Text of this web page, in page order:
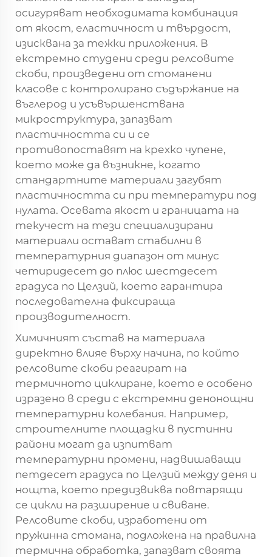
осигуряват необходимата комбинация
от якост, еластичност и твърдост,
изисквана за тежки приложения. В
екстремно студени среди релсовите
скоби, произведени от стоманени
класове с контролирано съдържание на
въглерод и усъвършенствана
микроструктура, запазват
пластичността си и се
противопоставят на крехко чупене,
което може да възникне, когато
стандартните материали загубят
пластичността си при температури под
нулата. Осевата якост и границата на
текучест на тези специализирани
материали остават стабилни в
температурния диапазон от минус
четиридесет до плюс шестдесет
градуса по Целзий, което гарантира
последователна фиксираща
производителност.
Химичният състав на материала
директно влияе върху начина, по който
релсовите скоби реагират на
термичното циклиране, което е особено
изразено в среди с екстремни денонощни
температурни колебания. Например,
строителните площадки в пустинни
райони могат да изпитват
температурни промени, надвишаващи
петдесет градуса по Целзий между деня и
нощта, което предизвиква повтарящи
се цикли на разширение и свиване.
Релсовите скоби, изработени от
пружинна стомана, подложена на правилна
термична обработка, запазват своята